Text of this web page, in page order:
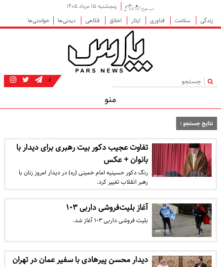
پنجشنبه ۱۵ مرداد ۱۴۰۵
زندگی
سلامت فناوری ایثار اخلاق فکاهی دیدنی‌ها خواندنی‌ها
|
منو
نتایج جستجو :
تفاوت عجیب دکور بیت رهبری برای دیدار با
بانوان + عکس
رنگ دکور حسینیه امام خمینی (ره) در دیدار امروز زنان با
رهبر انقلاب تغییر کرد.
آغاز بلیت‌فروشی داربی ۱۰۳
بلیت فروشی داربی ۱۰۳ آغاز شد.
دیدار محسن پیرهادی با سفیر عمان در تهران